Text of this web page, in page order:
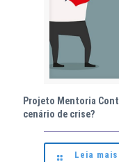
Projeto Mentoria
cenário de crise?
Leia mais